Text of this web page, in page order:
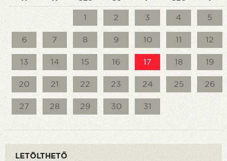
1 2 3 4 5
6 7 8 9 10 11 12
13 14 15 16 17 18 19
20 21 22 23 24 25 26
27 28 29 30 31
LETÖLTHETŐ